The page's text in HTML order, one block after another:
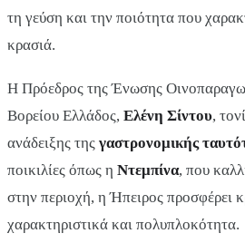
τη γεύση και την ποιότητα που
κρασιά.
Η Πρόεδρος της Ένωσης
Βορείου Ελλάδος, Ελένη Σίντου,
ανάδειξης της γαστρονομικής
ποικιλίες όπως η Ντεμπίνα, που
στην περιοχή, η Ήπειρος προσφέρει
χαρακτηριστικά και πολυπλοκότητα.